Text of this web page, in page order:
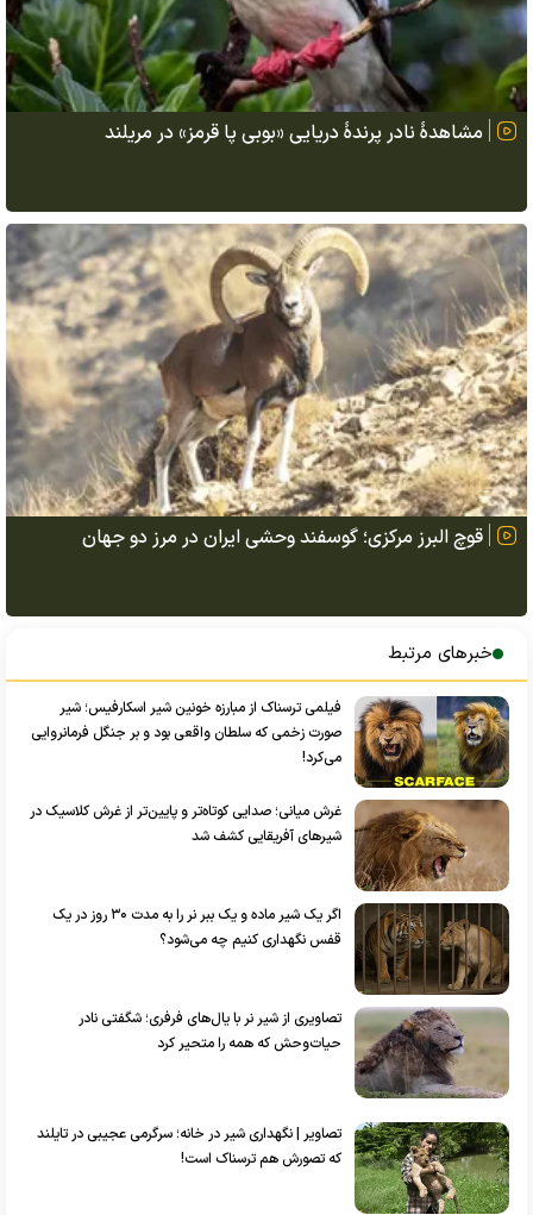
مشاهدهٔ نادر پرندهٔ دریایی «بوبی پا قرمز» در مریلند
قوچ البرز مرکزی؛ گوسفند وحشی ایران در مرز دو جهان
خبرهای مرتبط
فیلمی ترسناک از مبارزه خونین شیر اسکارفیس؛ شیر
صورت زخمی‌ که سلطان واقعی بود و بر جنگل فرمانروایی
می‌کرد!
غرش میانی؛ صدایی کوتاه‌تر و پایین‌تر از غرش کلاسیک در
شیرهای آفریقایی کشف شد
اگر یک شیر ماده و یک ببر نر را به مدت ۳۰ روز در یک
قفس نگهداری کنیم چه می‌شود؟
تصاویری از شیر نر با یال‌های فرفری؛ شگفتی نادر
حیات‌وحش که همه را متحیر کرد
تصاویر | نگهداری شیر در خانه؛ سرگرمی عجیبی در تایلند
که تصورش هم ترسناک است!